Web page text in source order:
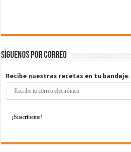
Síguenos por correo
Recibe nuestras recetas en tu bandeja: